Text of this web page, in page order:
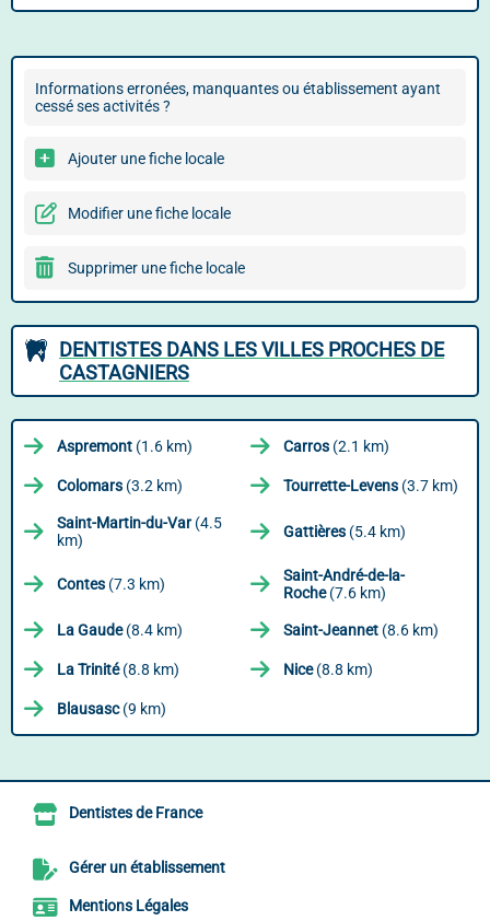
Informations erronées, manquantes ou établissement ayant
cessé ses activités ?
Ajouter une fiche locale
Modifier une fiche locale
Supprimer une fiche locale
DENTISTES DANS LES VILLES PROCHES DE
CASTAGNIERS
Aspremont (1.6 km) Carros (2.1 km)
Colomars (3.2 km) Tourrette-Levens (3.7 km)
Saint-Martin-du-Var(4.5
km)
Gattières (5.4 km)
Contes (7.3 km)
Saint-André-de-la-
Roche(7.6 km)
La Gaude(8.4 km) Saint-Jeannet (8.6 km)
La Trinité(8.8 km) Nice(8.8 km)
Blausasc(9 km)
Dentistes de France
Gérer un établissement
Mentions Légales